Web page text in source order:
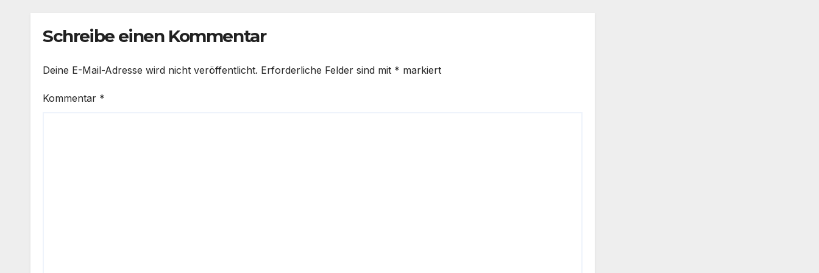
Schreibe einen Kommentar
Deine E-Mail-Adresse wird nicht veröffentlicht. Erforderliche Felder sind mit * markiert
Kommentar *